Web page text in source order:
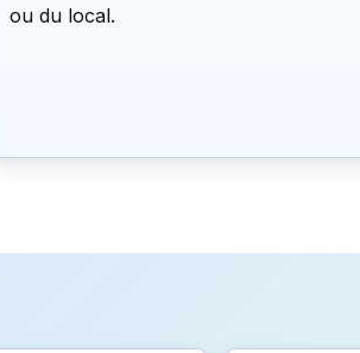
ou du local.